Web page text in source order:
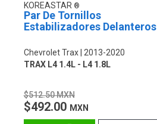
KOREASTAR
Par De Tornillos
Estabilizadores Delanteros
Chevrolet Trax
2013-2020
TRAX L4 1.4L - L4 1.8L
$512.50 MXN
$492.00 MXN